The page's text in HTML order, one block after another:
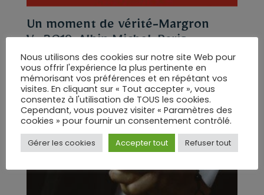
Un moment de vérité-Margron
V.-2019-Albin Michel, Paris
Nous utilisons des cookies sur notre site Web pour
vous offrir l'expérience la plus pertinente en
mémorisant vos préférences et en répétant vos
visites. En cliquant sur « Tout accepter », vous
consentez à l'utilisation de TOUS les cookies.
Cependant, vous pouvez visiter « Paramètres des
cookies » pour fournir un consentement contrôlé.
Gérer les cookies Accepter tout Refuser tout